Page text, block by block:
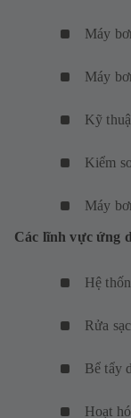
Máy
Máy
Kỹ
Kiểm
Máy
Các lĩnh vực ứng
Hệ
Rửa
Bể tẩy
Hoạt